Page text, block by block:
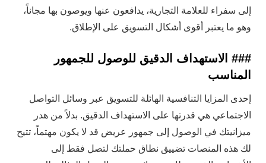
إلى سفراء للعلامة التجارية، يدافعون عنها ويوصون بها مجاناً،
وهو ما يعتبر أقوى أشكال التسويق على الإطلاق.
### الاستهداف الدقيق للوصول للجمهور
المناسب
إحدى المزايا التنافسية الهائلة للتسويق عبر وسائل التواصل
الاجتماعي هي قدرتها على الاستهداف الدقيق. بدلاً من هدر
ميزانيتك في الوصول إلى جمهور عريض قد لا يكون مهتماً، تتيح
لك هذه المنصات تضييق نطاق حملتك لتصل فقط إلى